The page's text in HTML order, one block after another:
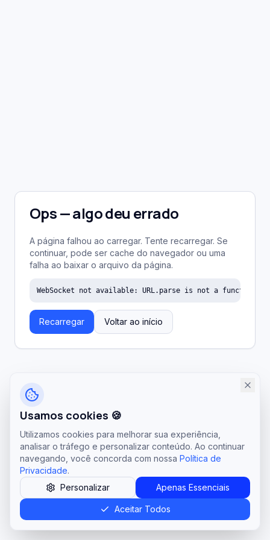
Ops — algo deu errado
A página falhou ao carregar. Tente recarregar. Se
continuar, pode ser cache do navegador ou uma
falha ao baixar o arquivo da página.
WebSocket not available: URL.parse is not a function
Recarregar Voltar ao início
Usamos cookies 🍪
Utilizamos cookies para melhorar sua experiência,
analisar o tráfego e personalizar conteúdo. Ao continuar
navegando, você concorda com nossa Política de
Privacidade.
Personalizar
Apenas Essenciais
Aceitar Todos